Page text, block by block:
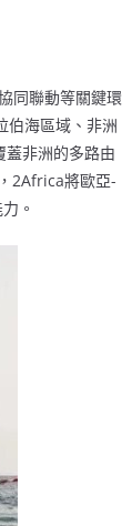
同聯動等關鍵環
伯海區域、非洲
蓋非洲的多路由
2Africa將歐亞-
。